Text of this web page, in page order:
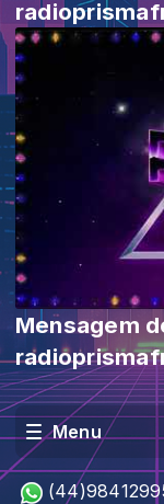
Mensagem
Menu